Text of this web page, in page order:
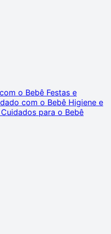
o Bebê Festas e
com o Bebê Higiene e
para o Bebê